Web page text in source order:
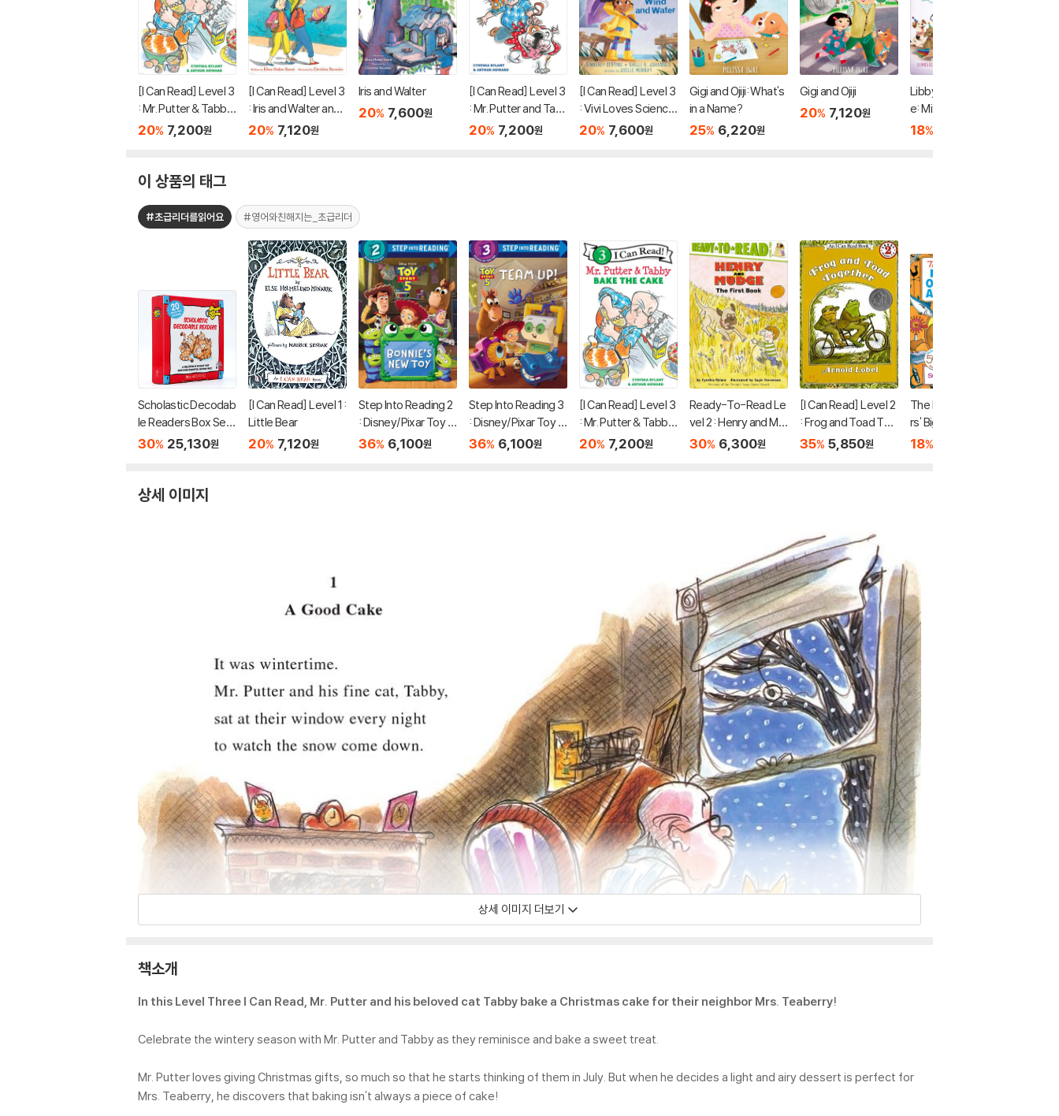
[I Can Read] Level 3
: Mr. Putter & Tabby
Bake the Cake
20% 7,200원
[I Can Read] Level 3
: Iris and Walter and t
he Field Trip
20% 7,120원
Iris and Walter
20% 7,600원
[I Can Read] Level 3
: Mr. Putter and Tab
by Walk the Dog
20% 7,200원
[I Can Read] Level 3
: Vivi Loves Science
: Wind and Water
20% 7,600원
Gigi and Ojiji: What's
in a Name?
25% 6,220원
Gigi and Ojiji
20% 7,120원
Libby Loves Scienc
e: Mix and Measure
18%
이 상품의 태그
#초급리더를읽어요 #영어와친해지는_초급리더
Scholastic Decodab
le Readers Box Set
Level A (StoryPlus
30% 25,130원
[I Can Read] Level 1 :
Little Bear
20% 7,120원
Step Into Reading 2
: Disney/Pixar Toy S
tory 5 : Bonnie's Ne
36% 6,100원
Step Into Reading 3
: Disney/Pixar Toy S
tory 5 : Team Up!
36% 6,100원
[I Can Read] Level 3
: Mr. Putter & Tabby
Bake the Cake
20% 7,200원
Ready-To-Read Le
vel 2 : Henry and Mu
dge The First Book
30% 6,300원
[I Can Read] Level 2
: Frog and Toad Tog
ether
35% 5,850원
The Berenstain Bea
rs' Big Book of Scien
ce and Nature
18%
상세 이미지
상세 이미지 더보기
책소개
In this Level Three I Can Read, Mr. Putter and his beloved cat Tabby bake a Christmas cake for their neighbor Mrs. Teaberry!
Celebrate the wintery season with Mr. Putter and Tabby as they reminisce and bake a sweet treat.
Mr. Putter loves giving Christmas gifts, so much so that he starts thinking of them in July. But when he decides a light and airy dessert is perfect for
Mrs. Teaberry, he discovers that baking isn't always a piece of cake!